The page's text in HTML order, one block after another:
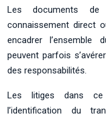
Les documents de
connaissement direct
encadrer l’ensemble
peuvent parfois
des responsabilités.
Les litiges dans ce
l’identification du